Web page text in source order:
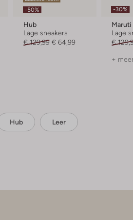
-50%
Hub
Lage sneakers
€ 129,99 € 64,99
-30%
Maruti
Lage
€
+
Hub Leer